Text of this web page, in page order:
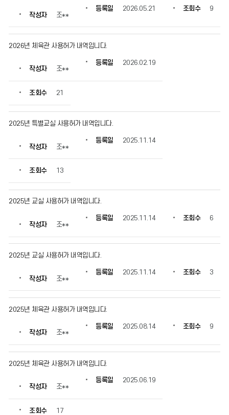
내
역
의
등
조
회
확
있
니
작성자 조**
등록일 2026.05.21 조회수 9
2026년 체육관 사용허가 내역입니다.
작성자 조**
등록일 2026.02.19
조회수 21
2025년 특별교실 사용허가 내역입니다.
작성자 조**
등록일 2025.11.14
조회수 13
2025년 교실 사용허가 내역입니다.
작성자 조**
등록일 2025.11.14 조회수 6
2025년 교실 사용허가 내역입니다.
작성자 조**
등록일 2025.11.14 조회수 3
2025년 체육관 사용허가 내역입니다.
작성자 조**
등록일 2025.08.14 조회수 9
2025년 체육관 사용허가 내역입니다.
작성자 조**
등록일 2025.06.19
조회수 17